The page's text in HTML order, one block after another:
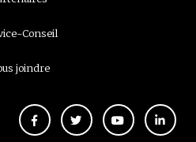
Conseil
joindre